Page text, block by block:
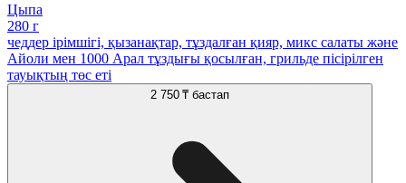
Цыпа
280 г
чеддер ірімшігі, қызанақтар, тұздалған қияр, микс салаты және
Айоли мен 1000 Арал тұздығы қосылған, грильде пісірілген
тауықтың төс еті
2 750 ₸ бастап